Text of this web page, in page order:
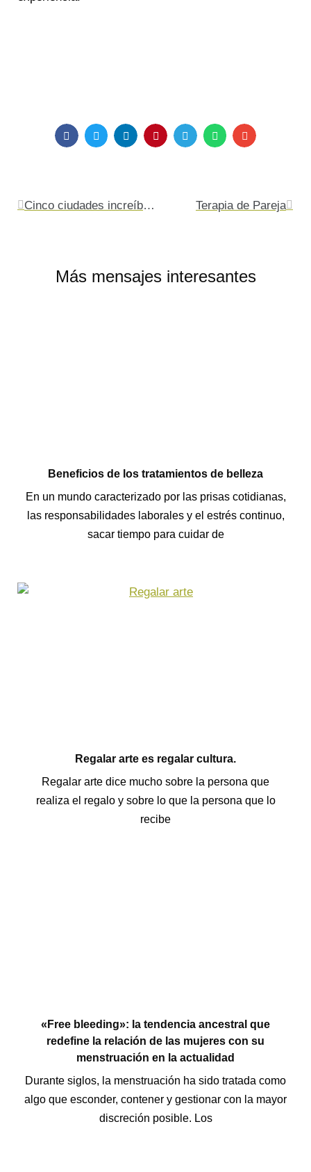
Cinco ciudades increíbles para visitar en Semana Santa Terapia de Pareja
Más mensajes interesantes
Beneficios de los tratamientos de belleza
En un mundo caracterizado por las prisas cotidianas,
las responsabilidades laborales y el estrés continuo,
sacar tiempo para cuidar de
Regalar arte es regalar cultura.
Regalar arte dice mucho sobre la persona que
realiza el regalo y sobre lo que la persona que lo
recibe
«Free bleeding»: la tendencia ancestral que
redefine la relación de las mujeres con su
menstruación en la actualidad
Durante siglos, la menstruación ha sido tratada como
algo que esconder, contener y gestionar con la mayor
discreción posible. Los